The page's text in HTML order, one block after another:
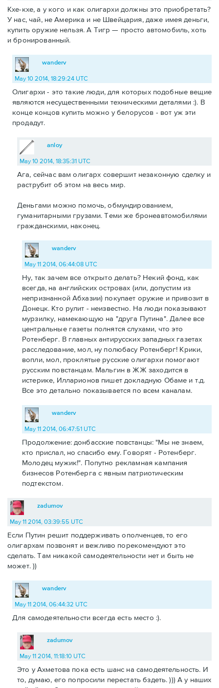
Кхе-кхе, а у кого и как олигархи должны это приобретать?
У нас, чай, не Америка и не Швейцария, даже имея деньги,
купить оружие нельзя. А Тигр — просто автомобиль, хоть
и бронированный.
wanderv
May 10 2014, 18:29:24 UTC
Олигархи - это такие люди, для которых подобные вещие
являются несущественными техническими деталями :). В
конце концов купить можно у белорусов - вот уж эти
продадут.
anloy
May 10 2014, 18:35:31 UTC
Ага, сейчас вам олигарх совершит незаконную сделку и
раструбит об этом на весь мир.
Деньгами можно помочь, обмундированием,
гуманитарными грузами. Теми же бронеавтомобилями
гражданскими, наконец.
wanderv
May 11 2014, 06:44:08 UTC
Ну, так зачем все открыто делать? Некий фонд, как
всегда, на английских островах (или, допустим из
непризнанной Абхазии) покупает оружие и привозит в
Донецк. Кто рулит - неизвестно. На люди показывают
мурзилку, намекающую на "друга Путина". Далее все
центральные газеты полнятся слухами, что это
Ротенберг. В главных антирусских западных газетах
расследование, мол, ну полюбасу Ротенберг! Крики,
вопли, мол, проклятые русские олигархи помогают
русским повстанцам. Мальгин в ЖЖ заходится в
истерике, Илларионов пишет докладную Обаме и т.д.
Все это детально показывается по всем каналам.
wanderv
May 11 2014, 06:47:51 UTC
Продолжение: донбасские повстанцы: "Мы не знаем,
кто прислал, но спасибо ему. Говорят - Ротенберг.
Молодец мужик!". Попутно рекламная кампания
бизнесов Ротенберга с явным патриотическим
подтекстом.
zadumov
May 11 2014, 03:39:55 UTC
Если Путин решит поддерживать ополченцев, то его
олигархам позвонят и вежливо порекомендуют это
сделать. Там никакой самодеятельности нет и быть не
может. ))
wanderv
May 11 2014, 06:44:32 UTC
Для самодеятельности всегда есть место :).
zadumov
May 11 2014, 11:18:10 UTC
Это у Ахметова пока есть шанс на самодеятельность. И
то, думаю, его попросили перестать бздеть. ))) А у наших